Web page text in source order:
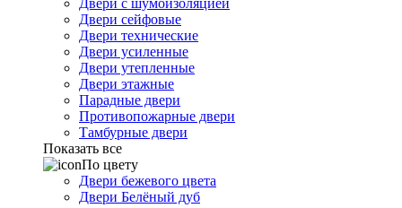
Двери с шумоизоляцией
Двери сейфовые
Двери технические
Двери усиленные
Двери утепленные
Двери этажные
Парадные двери
Противопожарные двери
Тамбурные двери
Показать все
По цвету
Двери бежевого цвета
Двери Белёный дуб